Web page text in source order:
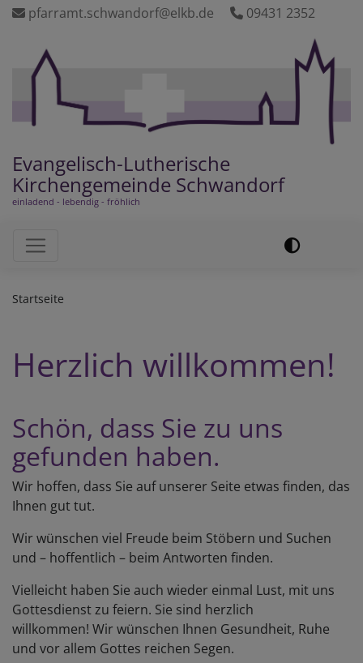
Direktpfarramt.schwandorf@elkb.de 09431 2352
Evangelisch-Lutherische
Kirchengemeinde Schwandorf
einladend - lebendig - fröhlich
Hauptnavigation
Startseite
Herzlich willkommen!
Schön, dass Sie zu uns
gefunden haben.
Wir hoffen, dass Sie auf unserer Seite etwas finden, das
Ihnen gut tut.
Wir wünschen viel Freude beim Stöbern und Suchen
und – hoffentlich – beim Antworten finden.
Vielleicht haben Sie auch wieder einmal Lust, mit uns
Gottesdienst zu feiern. Sie sind herzlich
willkommen! Wir wünschen Ihnen Gesundheit, Ruhe
und vor allem Gottes reichen Segen.